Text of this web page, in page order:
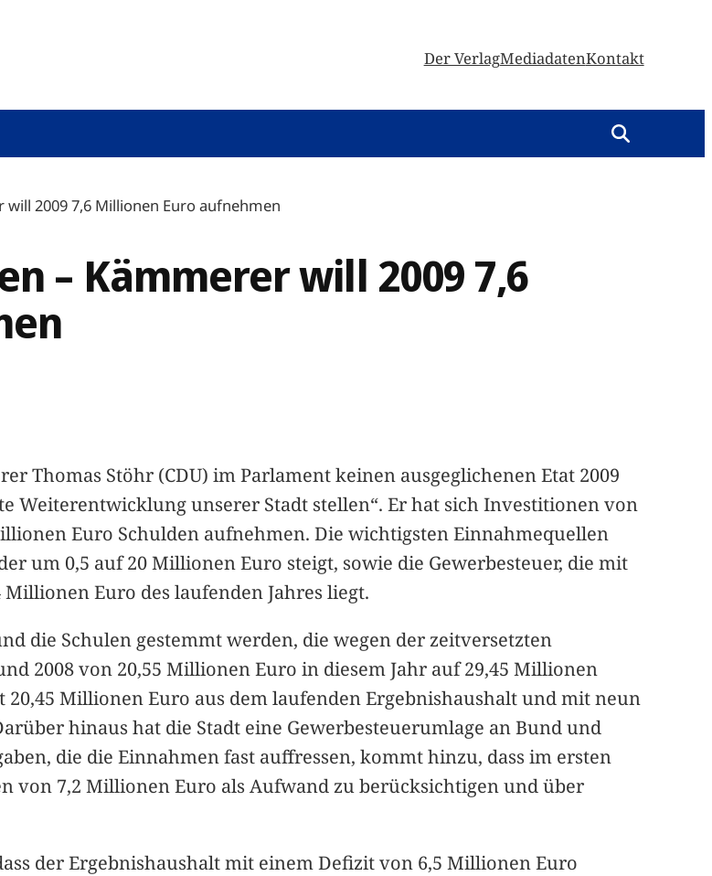
Der VerlagMediadatenKontakt
2009 7,6 Millionen Euro aufnehmen
– Kämmerer will 2009 7,6
Thomas Stöhr (CDU) im Parlament keinen ausgeglichenen Etat 2009
Weiterentwicklung unserer Stadt stellen“. Er hat sich Investitionen von
Euro Schulden aufnehmen. Die wichtigsten Einnahmequellen
um 0,5 auf 20 Millionen Euro steigt, sowie die Gewerbesteuer, die mit
Euro des laufenden Jahres liegt.
die Schulen gestemmt werden, die wegen der zeitversetzten
2008 von 20,55 Millionen Euro in diesem Jahr auf 29,45 Millionen
Millionen Euro aus dem laufenden Ergebnishaushalt und mit neun
hinaus hat die Stadt eine Gewerbesteuerumlage an Bund und
die die Einnahmen fast auffressen, kommt hinzu, dass im ersten
von 7,2 Millionen Euro als Aufwand zu berücksichtigen und über
der Ergebnishaushalt mit einem Defizit von 6,5 Millionen Euro